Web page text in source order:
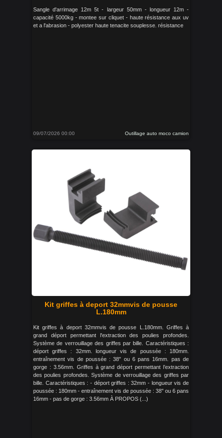
Sangle d'arrimage 12m 5t - largeur 50mm - longueur 12m -
capacité 5000kg - montee sur cliquet - haute résistance aux uv
et a l'abrasion - polyester haute tenacite souplesse. résistance
09/07/2026 00:00 Outillage auto moco camion
Kit griffes à deport 32mmvis de pousse
L.180mm
Kit griffes à deport 32mmvis de pousse L.180mm. Griffes à
grand déport permettant l'extraction des poulies profondes.
Système de verrouillage des griffes par bille. Caractéristiques :
déport griffes : 32mm. longueur vis de poussée : 180mm.
entraînement vis de poussée : 38" ou 6 pans 16mm. pas de
gorge : 3.56mm. Griffes à grand déport permettant l’extraction
des poulies profondes. Système de verrouillage des griffes par
bille. Caractéristiques : - déport griffes : 32mm - longueur vis de
poussée : 180mm - entraînement vis de poussée : 38" ou 6 pans
16mm - pas de gorge : 3.56mm À PROPOS (...)